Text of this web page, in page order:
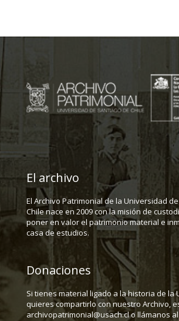
El archivo
El Archivo Patrimonial de la Universidad
Chile nace en 2009 con la misión de
poner en valor el patrimonio material e
casa de estudios.
Donaciones
Si tienes material ligado a la historia de la
quieres compartirlo con nuestro Archivo,
archivopatrimonial@usach.cl o llámanos al